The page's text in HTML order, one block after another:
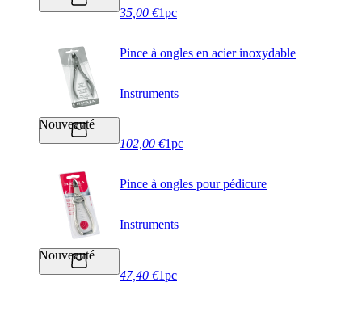
35,00 €1pc
Nouveauté
Pince à ongles en acier inoxydable
Instruments
102,00 €1pc
Nouveauté
Pince à ongles pour pédicure
Instruments
47,40 €1pc